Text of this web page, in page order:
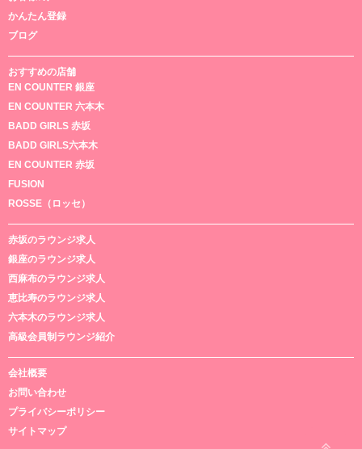
かんたん登録
ブログ
おすすめの店舗
EN COUNTER 銀座
EN COUNTER 六本木
BADD GIRLS 赤坂
BADD GIRLS六本木
EN COUNTER 赤坂
FUSION
ROSSE（ロッセ）
赤坂のラウンジ求人
銀座のラウンジ求人
西麻布のラウンジ求人
恵比寿のラウンジ求人
六本木のラウンジ求人
高級会員制ラウンジ紹介
会社概要
お問い合わせ
プライバシーポリシー
サイトマップ